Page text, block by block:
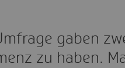
gaben
zu haben.